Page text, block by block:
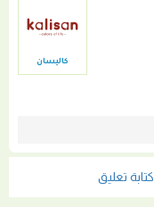
كاليسان
كتابة تعليق